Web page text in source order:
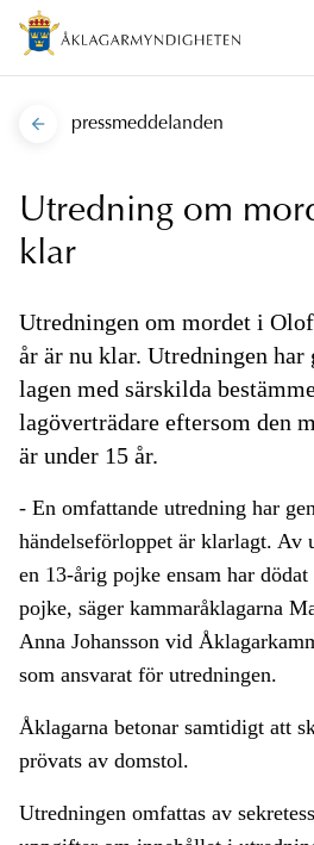
pressmeddelanden
Utredning om
klar
Utredningen om mordet i
år är nu klar. Utredningen
lagen med särskilda
lagöverträdare eftersom den
är under 15 år.
- En omfattande utredning har
händelseförloppet är klarlagt. Av
en 13-årig pojke ensam har
pojke, säger kammaråklagarna
Anna Johansson vid
som ansvarat för utredningen.
Åklagarna betonar samtidigt att
prövats av domstol.
Utredningen omfattas av